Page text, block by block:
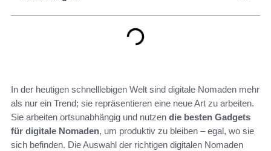
In der heutigen schnelllebigen Welt sind digitale Nomaden mehr
als nur ein Trend; sie repräsentieren eine neue Art zu arbeiten.
Sie arbeiten ortsunabhängig und nutzen die besten Gadgets
für digitale Nomaden, um produktiv zu bleiben – egal, wo sie
sich befinden. Die Auswahl der richtigen digitalen Nomaden